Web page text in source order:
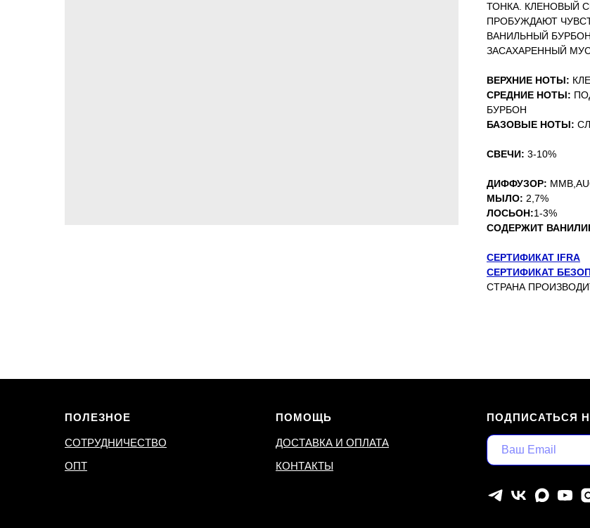
ТОНКА. КЛЕНОВЫЙ
ПРОБУЖДАЮТ
ВАНИЛЬНЫЙ
ЗАСАХАРЕННЫЙ
ВЕРХНИЕ НОТЫ:
СРЕДНИЕ НОТЫ:
БУРБОН
БАЗОВЫЕ НОТЫ:
СВЕЧИ: 3-10%
ДИФФУЗОР:
МЫЛО: 2,7%
ЛОСЬОН:1-3%
СОДЕРЖИТ
СЕРТИФИКАТ IFRA
СЕРТИФИКАТ
СТРАНА
ПОЛЕЗНОЕ
СОТРУДНИЧЕСТВО
ОПТ
ПОМОЩЬ
ДОСТАВКА И ОПЛАТА
КОНТАКТЫ
ПОДПИСАТЬСЯ